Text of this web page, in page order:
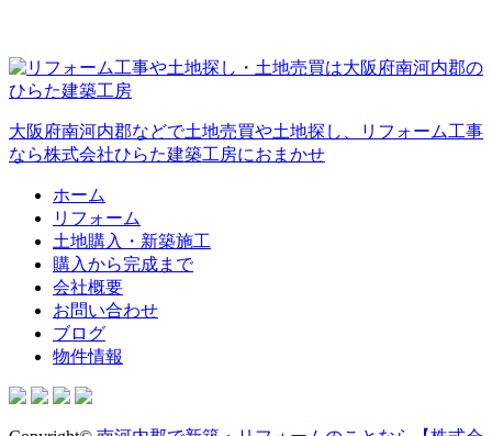
大阪府南河内郡などで土地売買や土地探し、リフォーム工事
なら株式会社ひらた建築工房におまかせ
ホーム
リフォーム
土地購入・新築施工
購入から完成まで
会社概要
お問い合わせ
ブログ
物件情報